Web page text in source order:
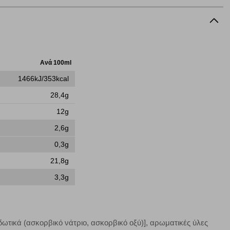
Ανά 100ml
1466kJ/353kcal
28,4g
12g
2,6g
0,3g
21,8g
3,3g
(ασκορβικό νάτριο, ασκορβικό οξύ)], αρωματικές ύλες
cookies, μπορεί να επηρεάσει την εμπειρία της περιήγησής
ορισθούν από εμάς ή /και από τρίτους παρόχους, των
ενδέχεται να μην λειτουργούν σωστά.
μπορεί να χρησιμοποιηθούν από τους ανωτέρω
λειτουργούν αναγνωρίζοντας με μοναδικό τρόπο
μας σε διαφορετικούς ιστότοπους.
να βελτιώσουμε την απόδοσή του. Μας βοηθούν
του. Οι πληροφορίες που συλλέγονται από αυτά
πότε έχετε επισκεφθεί την τοποθεσία μας.